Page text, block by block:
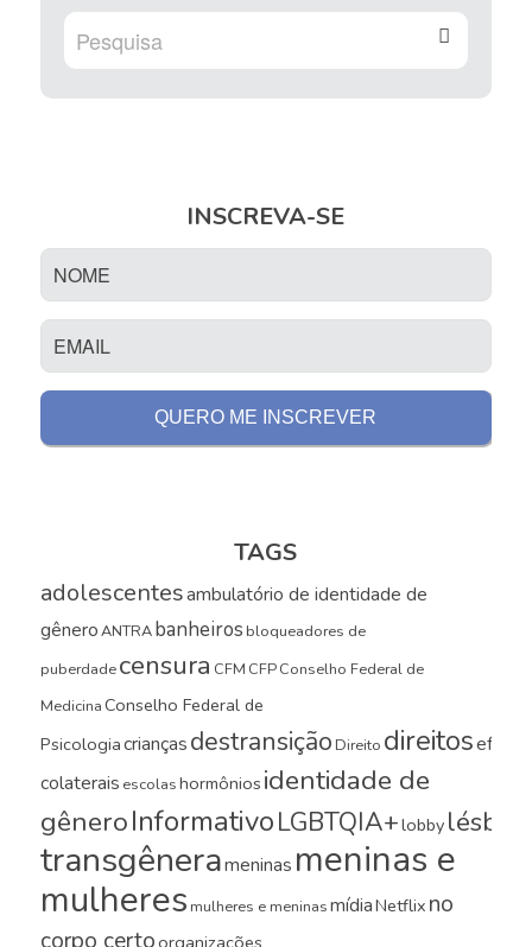
INSCREVA-SE
TAGS
adolescentesambulatório de identidade de
gêneroANTRAbanheiros bloqueadores de
puberdadecensura CFM CFPConselho Federal de
MedicinaConselho Federal de
Psicologiacriançasdestransição Direito direitos
colaterais escolashormônios identidade de
gêneroInformativoLGBTQIA+lobby
transgênerameninas meninas e
mulheres mulheres e meninasmídiaNetflix no